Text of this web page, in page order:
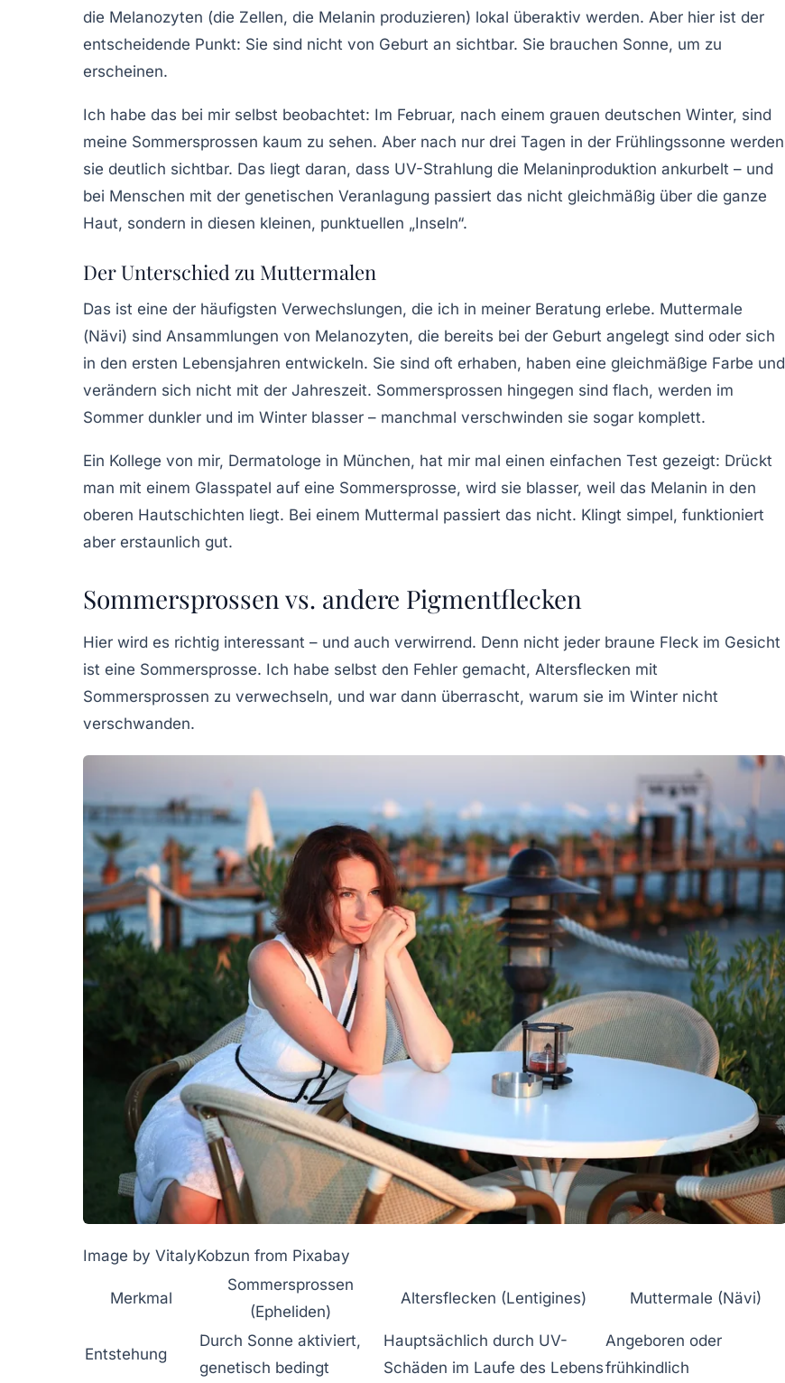
die Melanozyten (die Zellen, die Melanin produzieren) lokal überaktiv werden. Aber hier ist der
entscheidende Punkt: Sie sind nicht von Geburt an sichtbar. Sie brauchen Sonne, um zu
erscheinen.
Ich habe das bei mir selbst beobachtet: Im Februar, nach einem grauen deutschen Winter, sind
meine Sommersprossen kaum zu sehen. Aber nach nur drei Tagen in der Frühlingssonne werden
sie deutlich sichtbar. Das liegt daran, dass UV-Strahlung die Melaninproduktion ankurbelt – und
bei Menschen mit der genetischen Veranlagung passiert das nicht gleichmäßig über die ganze
Haut, sondern in diesen kleinen, punktuellen „Inseln“.
Der Unterschied zu Muttermalen
Das ist eine der häufigsten Verwechslungen, die ich in meiner Beratung erlebe. Muttermale
(Nävi) sind Ansammlungen von Melanozyten, die bereits bei der Geburt angelegt sind oder sich
in den ersten Lebensjahren entwickeln. Sie sind oft erhaben, haben eine gleichmäßige Farbe und
verändern sich nicht mit der Jahreszeit. Sommersprossen hingegen sind flach, werden im
Sommer dunkler und im Winter blasser – manchmal verschwinden sie sogar komplett.
Ein Kollege von mir, Dermatologe in München, hat mir mal einen einfachen Test gezeigt: Drückt
man mit einem Glasspatel auf eine Sommersprosse, wird sie blasser, weil das Melanin in den
oberen Hautschichten liegt. Bei einem Muttermal passiert das nicht. Klingt simpel, funktioniert
aber erstaunlich gut.
Sommersprossen vs. andere Pigmentflecken
Hier wird es richtig interessant – und auch verwirrend. Denn nicht jeder braune Fleck im Gesicht
ist eine Sommersprosse. Ich habe selbst den Fehler gemacht, Altersflecken mit
Sommersprossen zu verwechseln, und war dann überrascht, warum sie im Winter nicht
verschwanden.
Image by VitalyKobzun from Pixabay
Merkmal
Sommersprossen
(Epheliden)
Altersflecken (Lentigines) Muttermale (Nävi)
Entstehung
Durch Sonne aktiviert,
genetisch bedingt
Hauptsächlich durch UV-
Schäden im Laufe des Lebens
Angeboren oder
frühkindlich